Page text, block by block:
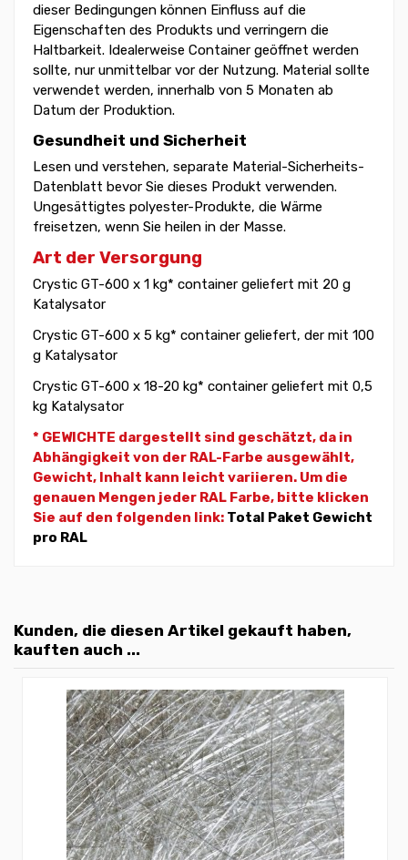
dieser Bedingungen können Einfluss auf die
Eigenschaften des Produkts und verringern die
Haltbarkeit. Idealerweise Container geöffnet werden
sollte, nur unmittelbar vor der Nutzung. Material sollte
verwendet werden, innerhalb von 5 Monaten ab
Datum der Produktion.
Gesundheit und Sicherheit
Lesen und verstehen, separate Material-Sicherheits-
Datenblatt bevor Sie dieses Produkt verwenden.
Ungesättigtes polyester-Produkte, die Wärme
freisetzen, wenn Sie heilen in der Masse.
Art der Versorgung
Crystic GT-600 x 1 kg* container geliefert mit 20 g
Katalysator
Crystic GT-600 x 5 kg* container geliefert, der mit 100
g Katalysator
Crystic GT-600 x 18-20 kg* container geliefert mit 0,5
kg Katalysator
* GEWICHTE dargestellt sind geschätzt, da in
Abhängigkeit von der RAL-Farbe ausgewählt,
Gewicht, Inhalt kann leicht variieren. Um die
genauen Mengen jeder RAL Farbe, bitte klicken
Sie auf den folgenden link: Total Paket Gewicht
pro RAL
Kunden, die diesen Artikel gekauft haben,
kauften auch ...